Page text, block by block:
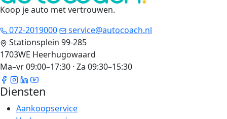
Koop je auto met vertrouwen.
072-2019000
service@autocoach.nl
Stationsplein 99-285
1703WE Heerhugowaard
Ma–vr 09:00–17:30 · Za 09:30–15:30
Diensten
Aankoopservice